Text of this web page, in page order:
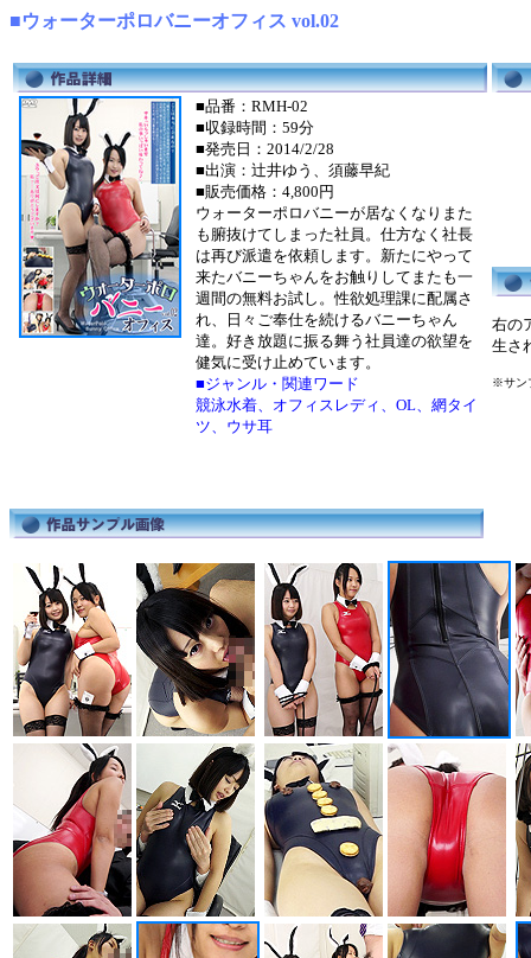
■ウォーターポロバニーオフィス vol.02
■品番：RMH-02
■収録時間：59分
■発売日：2014/2/28
■出演：辻井ゆう、須藤早紀
■販売価格：4,800円
ウォーターポロバニーが居なくなりまた
も腑抜けてしまった社員。仕方なく社長
は再び派遣を依頼します。新たにやって
来たバニーちゃんをお触りしてまたも一
週間の無料お試し。性欲処理課に配属さ
れ、日々ご奉仕を続けるバニーちゃん
達。好き放題に振る舞う社員達の欲望を
健気に受け止めています。
■ジャンル・関連ワード
競泳水着、オフィスレディ、OL、網タイ
ツ、ウサ耳
右の
生さ
※サン